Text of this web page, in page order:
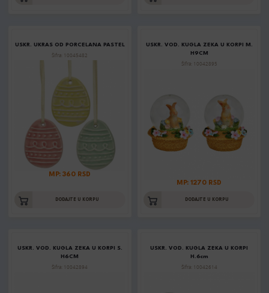
USKR. UKRAS OD PORCELANA PASTEL
Šifra: 10045482
MP: 360 RSD
DODAJTE U KORPU
USKR. VOD. KUGLA ZEKA U KORPI M.
H9CM
Šifra: 10042895
MP: 1270 RSD
DODAJTE U KORPU
USKR. VOD. KUGLA ZEKA U KORPI S.
H6CM
Šifra: 10042894
USKR. VOD. KUGLA ZEKA U KORPI
H.6cm
Šifra: 10042614